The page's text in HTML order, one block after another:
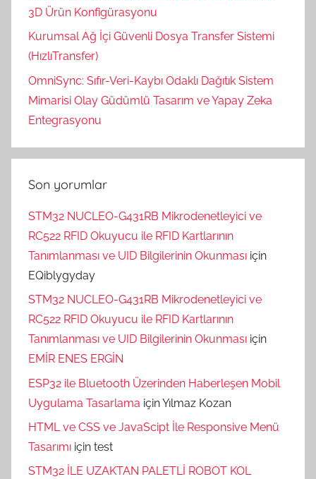
3D Ürün Konfigürasyonu
Kurumsal Ağ İçi Güvenli Dosya Transfer Sistemi
(HızlıTransfer)
OmniSync: Sıfır-Veri-Kaybı Odaklı Dağıtık Sistem
Mimarisi Olay Güdümlü Tasarım ve Yapay Zeka
Entegrasyonu
Son yorumlar
STM32 NUCLEO-G431RB Mikrodenetleyici ve
RC522 RFID Okuyucu ile RFID Kartlarının
Tanımlanması ve UID Bilgilerinin Okunması için
EQiblygyday
STM32 NUCLEO-G431RB Mikrodenetleyici ve
RC522 RFID Okuyucu ile RFID Kartlarının
Tanımlanması ve UID Bilgilerinin Okunması için
EMİR ENES ERGİN
ESP32 ile Bluetooth Üzerinden Haberleşen Mobil
Uygulama Tasarlama içinYılmaz Kozan
HTML ve CSS ve JavaScipt İle Responsive Menü
Tasarımı için test
STM32 İLE UZAKTAN PALETLİ ROBOT KOL